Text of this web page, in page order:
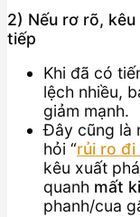
2) Nếu rơ rõ,
tiếp
Khi đã có
lệch nhiều,
giảm mạnh.
Đây cũng là
hỏi “rủi ro
kêu xuất
quanh mất
phanh/cua